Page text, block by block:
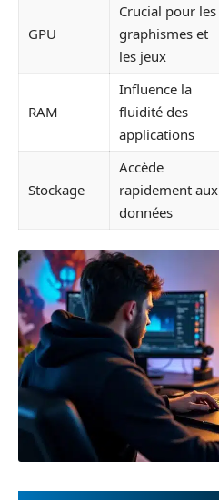
GPU
Crucial pour les
graphismes et
les jeux
RAM
Influence la
fluidité des
applications
Stockage
Accède
rapidement aux
données